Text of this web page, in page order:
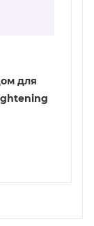
для